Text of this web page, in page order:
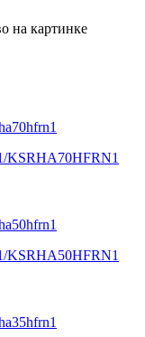
на картинке
KSRHA70HFRN1
KSRHA50HFRN1